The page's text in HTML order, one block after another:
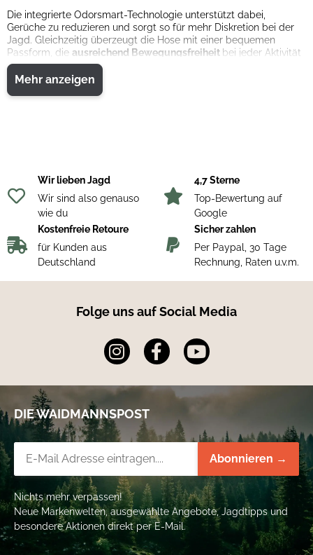
Die integrierte Odorsmart-Technologie unterstützt dabei,
Gerüche zu reduzieren und sorgt so für mehr Diskretion bei der
Jagd. Gleichzeitig überzeugt die Hose mit einer bequemen
Passform, die ausreichend Bewegungsfreiheit bei jeder Aktivität
ermöglicht. Praktische Taschenlösungen bieten Platz für wichtige
Ausrüstung und machen die Hose zu einem funktionalen
Begleiter im Gelände.
weiteren Angaben vorhanden).
Pflegehinweise:Schonend reinigen, nicht heiß waschen, nicht im
Trockner trocknen.
Mehr anzeigen
Wir lieben Jagd
Wir sind also genauso
wie du
4,7 Sterne
Top-Bewertung auf
Google
Kostenfreie Retoure
für Kunden aus
Deutschland
Sicher zahlen
Per Paypal, 30 Tage
Rechnung, Raten u.v.m.
Folge uns auf Social Media
DIE WAIDMANNSPOST
Abonnieren →
Nichts mehr verpassen!
Neue Markenwelten, ausgewählte Angebote, Jagdtipps und
besondere Aktionen direkt per E-Mail.